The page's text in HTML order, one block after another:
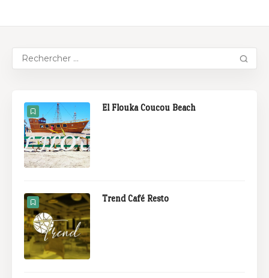
El Flouka Coucou Beach
Trend Café Resto